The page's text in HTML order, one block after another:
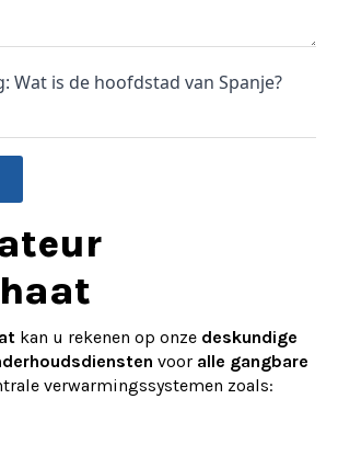
Wat is de hoofdstad van Spanje?
kan u rekenen op onze deskundige
voor alle gangbare
verwarmingssystemen zoals: